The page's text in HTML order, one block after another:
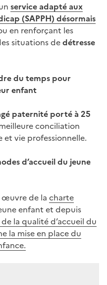
service adapté aux
(SAPPH) désormais
en renforçant les
situations dedétresse
du temps pour
enfant
paternité porté à 25
conciliation
et vie professionnelle.
d’accueil du jeune
œuvre de la charte
enfant et depuis
la qualité d’accueil du
la mise en place du